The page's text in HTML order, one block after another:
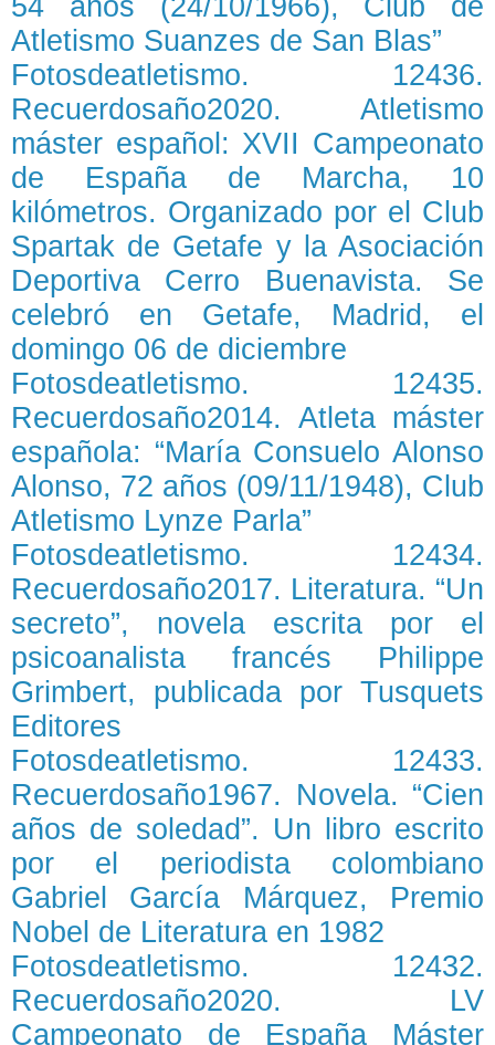
Atletismo Suanzes de San Blas”
Fotosdeatletismo. 12436.
Recuerdosaño2020. Atletismo
máster español: XVII Campeonato
de España de Marcha, 10
kilómetros. Organizado por el Club
Spartak de Getafe y la Asociación
Deportiva Cerro Buenavista. Se
celebró en Getafe, Madrid, el
domingo 06 de diciembre
Fotosdeatletismo. 12435.
Recuerdosaño2014. Atleta máster
española: “María Consuelo Alonso
Alonso, 72 años (09/11/1948), Club
Atletismo Lynze Parla”
Fotosdeatletismo. 12434.
Recuerdosaño2017. Literatura. “Un
secreto”, novela escrita por el
psicoanalista francés Philippe
Grimbert, publicada por Tusquets
Editores
Fotosdeatletismo. 12433.
Recuerdosaño1967. Novela. “Cien
años de soledad”. Un libro escrito
por el periodista colombiano
Gabriel García Márquez, Premio
Nobel de Literatura en 1982
Fotosdeatletismo. 12432.
Recuerdosaño2020. LV
Campeonato de España Máster